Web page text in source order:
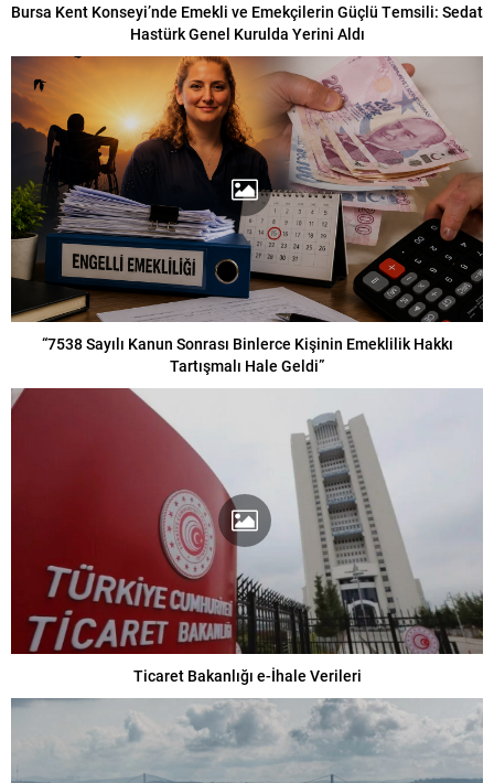
Bursa Kent Konseyi’nde Emekli ve Emekçilerin Güçlü Temsili: Sedat
Hastürk Genel Kurulda Yerini Aldı
“7538 Sayılı Kanun Sonrası Binlerce Kişinin Emeklilik Hakkı
Tartışmalı Hale Geldi”
Ticaret Bakanlığı e-İhale Verileri